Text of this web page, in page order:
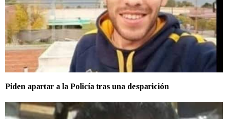
Piden apartar a la Policía tras una desparición